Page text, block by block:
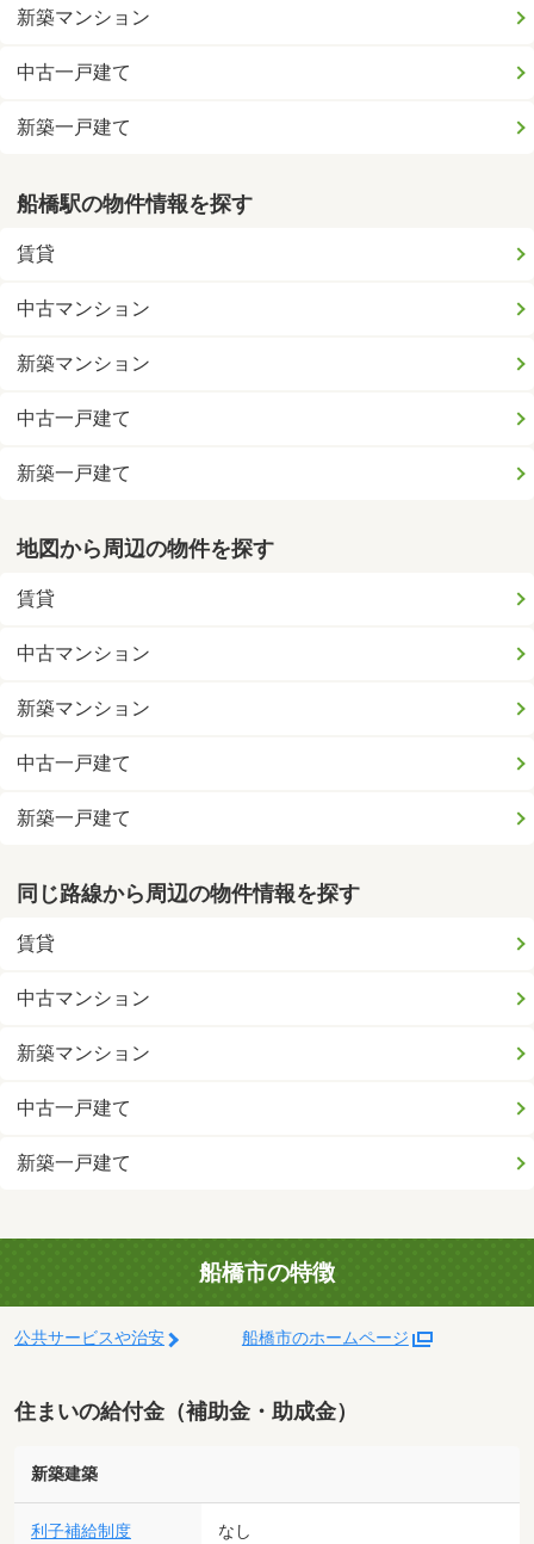
新築マンション
中古一戸建て
新築一戸建て
船橋駅の物件情報を探す
賃貸
中古マンション
新築マンション
中古一戸建て
新築一戸建て
地図から周辺の物件を探す
賃貸
中古マンション
新築マンション
中古一戸建て
新築一戸建て
同じ路線から周辺の物件情報を探す
賃貸
中古マンション
新築マンション
中古一戸建て
新築一戸建て
船橋市の特徴
公共サービスや治安 船橋市のホームページ
住まいの給付金（補助金・助成金）
新築建築
利子補給制度 なし